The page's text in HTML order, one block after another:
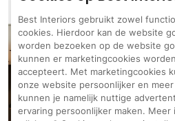
Best Interiors gebruikt zowel
cookies. Hierdoor kan de website
worden bezoeken op de website
kunnen er marketingcookies
accepteert. Met marketingcookies
onze website persoonlijker en
kunnen je namelijk nuttige
ervaring persoonlijker maken.